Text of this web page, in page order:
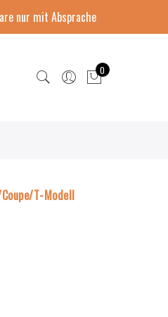
nur mit Absprache
0
T-Modell